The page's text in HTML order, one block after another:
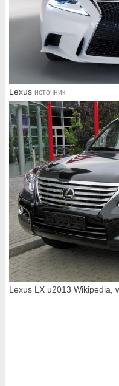
Lexus источник
Lexus LX u2013 Wikipedia,